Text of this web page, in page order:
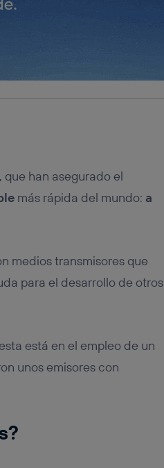
han asegurado el
más rápida del mundo: a
medios transmisores que
para el desarrollo de otros
está en el empleo de un
unos emisores con